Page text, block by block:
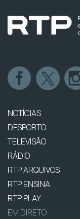
NOTÍCIAS
DESPORTO
TELEVISÃO
RÁDIO
RTP ARQUIVOS
RTP ENSINA
RTP PLAY
EM DIRETO